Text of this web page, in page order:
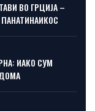
ВО ГРЦИЈА –
ИАКО СУМ